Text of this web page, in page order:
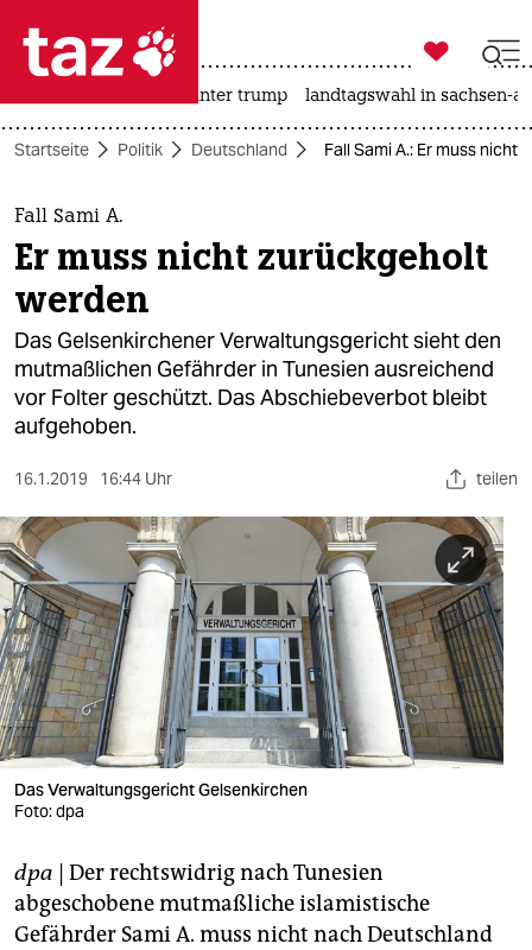
 taz zahl ich
taz zahl ich
themen
politik
öko
gesellschaft
kultur
sport
berlin
nord
wahrheit
verlag
verlag
veranstaltungen
fragen & hilfe
unterstützen

taz zahl ich
usa unter trump landtagswahl in sachsen-
Startseite Politik Deutschland Fall Sami A.: Er muss nicht
Fall Sami A.
Er muss nicht zurückgeholt
werden
Das Gelsenkirchener Verwaltungsgericht sieht den
mutmaßlichen Gefährder in Tunesien ausreichend
vor Folter geschützt. Das Abschiebeverbot bleibt
aufgehoben.
16.1.2019 16:44 Uhr teilen
Das Verwaltungsgericht Gelsenkirchen
Foto: dpa
dpa | Der rechtswidrig nach Tunesien
abgeschobene mutmaßliche islamistische
Gefährder Sami A. muss nicht nach Deutschland